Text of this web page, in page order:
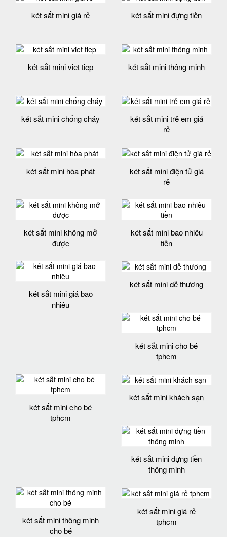
két sắt mini giá rẻ két sắt mini đựng tiền
két sắt mini viet tiep két sắt mini thông minh
két sắt mini chống cháy
két sắt mini trẻ em giá
rẻ
két sắt mini hòa phát
két sắt mini điện tử giá
rẻ
két sắt mini không mở
được
két sắt mini bao nhiêu
tiền
két sắt mini giá bao
nhiêu
két sắt mini dễ thương
két sắt mini cho bé
tphcm
két sắt mini cho bé
tphcm
két sắt mini khách sạn
két sắt mini đựng tiền
thông minh
két sắt mini thông minh
cho bé
két sắt mini giá rẻ
tphcm